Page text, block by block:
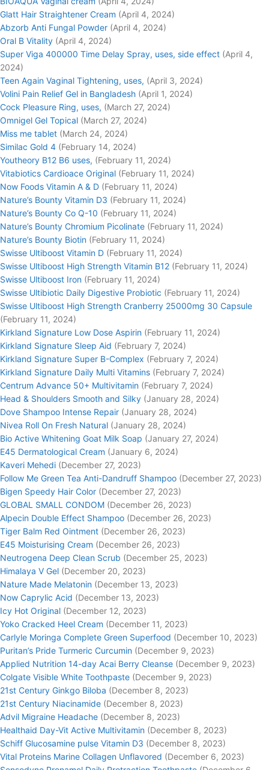
Glatt Hair Straightener Cream (April 4, 2024)
Abzorb Anti Fungal Powder (April 4, 2024)
Oral B Vitality (April 4, 2024)
Super Viga 400000 Time Delay Spray, uses, side effect (April 4,
2024)
Teen Again Vaginal Tightening, uses, (April 3, 2024)
Volini Pain Relief Gel in Bangladesh (April 1, 2024)
Cock Pleasure Ring, uses, (March 27, 2024)
Omnigel Gel Topical (March 27, 2024)
Miss me tablet (March 24, 2024)
Similac Gold 4 (February 14, 2024)
Youtheory B12 B6 uses, (February 11, 2024)
Vitabiotics Cardioace Original (February 11, 2024)
Now Foods Vitamin A & D (February 11, 2024)
Nature’s Bounty Vitamin D3 (February 11, 2024)
Nature’s Bounty Co Q-10 (February 11, 2024)
Nature’s Bounty Chromium Picolinate (February 11, 2024)
Nature’s Bounty Biotin (February 11, 2024)
Swisse Ultiboost Vitamin D (February 11, 2024)
Swisse Ultiboost High Strength Vitamin B12 (February 11, 2024)
Swisse Ultiboost Iron (February 11, 2024)
Swisse Ultibiotic Daily Digestive Probiotic (February 11, 2024)
Swisse Ultiboost High Strength Cranberry 25000mg 30 Capsule
(February 11, 2024)
Kirkland Signature Low Dose Aspirin (February 11, 2024)
Kirkland Signature Sleep Aid (February 7, 2024)
Kirkland Signature Super B-Complex (February 7, 2024)
Kirkland Signature Daily Multi Vitamins (February 7, 2024)
Centrum Advance 50+ Multivitamin (February 7, 2024)
Head & Shoulders Smooth and Silky (January 28, 2024)
Dove Shampoo Intense Repair (January 28, 2024)
Nivea Roll On Fresh Natural (January 28, 2024)
Bio Active Whitening Goat Milk Soap (January 27, 2024)
E45 Dermatological Cream (January 6, 2024)
Kaveri Mehedi (December 27, 2023)
Follow Me Green Tea Anti-Dandruff Shampoo (December 27, 2023)
Bigen Speedy Hair Color (December 27, 2023)
GLOBAL SMALL CONDOM (December 26, 2023)
Alpecin Double Effect Shampoo (December 26, 2023)
Tiger Balm Red Ointment (December 26, 2023)
E45 Moisturising Cream (December 26, 2023)
Neutrogena Deep Clean Scrub (December 25, 2023)
Himalaya V Gel (December 20, 2023)
Nature Made Melatonin (December 13, 2023)
Now Caprylic Acid (December 13, 2023)
Icy Hot Original (December 12, 2023)
Yoko Cracked Heel Cream (December 11, 2023)
Carlyle Moringa Complete Green Superfood (December 10, 2023)
Puritan’s Pride Turmeric Curcumin (December 9, 2023)
Applied Nutrition 14-day Acai Berry Cleanse (December 9, 2023)
Colgate Visible White Toothpaste (December 9, 2023)
21st Century Ginkgo Biloba (December 8, 2023)
21st Century Niacinamide (December 8, 2023)
Advil Migraine Headache (December 8, 2023)
Healthaid Day-Vit Active Multivitamin (December 8, 2023)
Schiff Glucosamine pulse Vitamin D3 (December 8, 2023)
Vital Proteins Marine Collagen Unflavored (December 6, 2023)